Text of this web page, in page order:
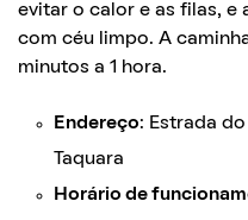
evitar o calor e as filas, e
com céu limpo. A
minutos a 1 hora.
Endereço: Estrada
Taquara
Horário de